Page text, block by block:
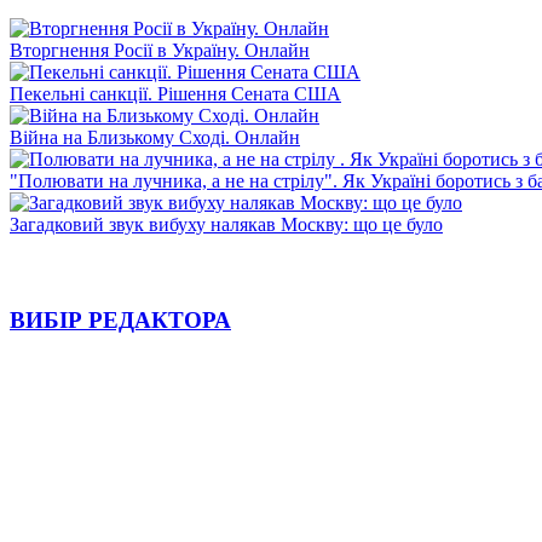
Вторгнення Росії в Україну. Онлайн
Пекельні санкції. Рішення Сената США
Війна на Близькому Сході. Онлайн
"Полювати на лучника, а не на стрілу". Як Україні боротись з
Загадковий звук вибуху налякав Москву: що це було
ВИБІР РЕДАКТОРА